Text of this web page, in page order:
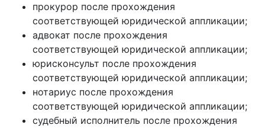
прокурор после прохождения
соответствующей юридической аппликации;
адвокат после прохождения
соответствующей юридической аппликации;
юрисконсульт после прохождения
соответствующей юридической аппликации;
нотариус после прохождения
соответствующей юридической аппликации;
судебный исполнитель после прохождения